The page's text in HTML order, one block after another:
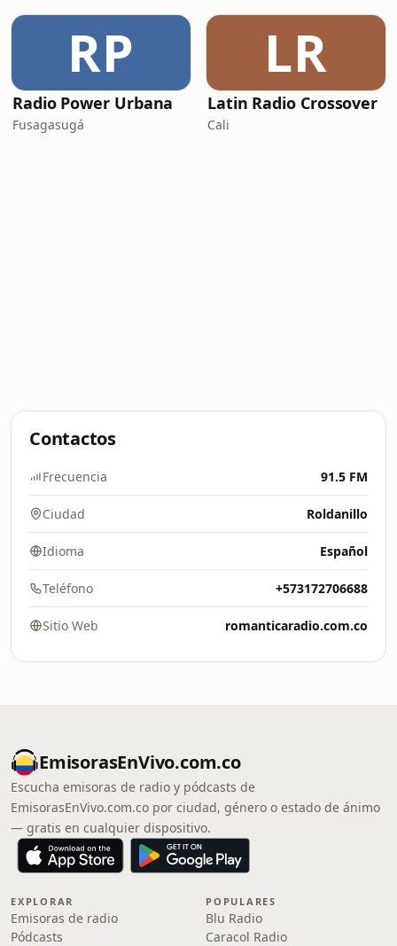
RP
Radio Power Urbana
Fusagasugá
LR
Latin Radio Crossover
Cali
Contactos
Frecuencia 91.5 FM
Ciudad Roldanillo
Idioma Español
Teléfono +573172706688
Sitio Web romanticaradio.com.co
EmisorasEnVivo.com.co
Escucha emisoras de radio y pódcasts de
EmisorasEnVivo.com.co por ciudad, género o estado de ánimo
— gratis en cualquier dispositivo.
EXPLORAR
Emisoras de radio
Pódcasts
POPULARES
Blu Radio
Caracol Radio